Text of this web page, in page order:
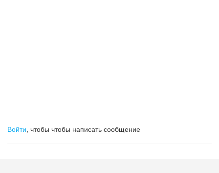
Войти, чтобы чтобы написать сообщение